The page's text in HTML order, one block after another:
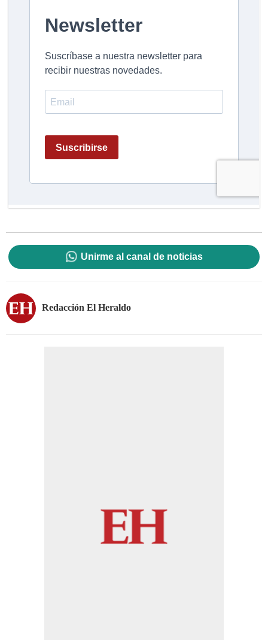
Unirme al canal de noticias
Redacción El Heraldo